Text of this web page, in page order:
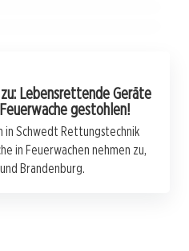
Lebensrettende Geräte
gestohlen!
in Schwedt Rettungstechnik
in Feuerwachen nehmen zu,
Brandenburg.